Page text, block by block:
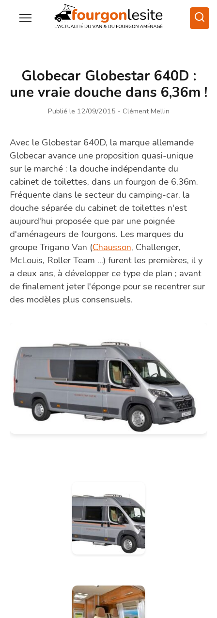
Globecar Globestar 640D :
une vraie douche dans 6,36m !
Publié le 12/09/2015 - Clément Mellin
Avec le Globestar 640D, la marque allemande
Globecar avance une proposition quasi-unique
sur le marché : la douche indépendante du
cabinet de toilettes, dans un fourgon de 6,36m.
Fréquente dans le secteur du camping-car, la
douche séparée du cabinet de toilettes n'est
aujourd'hui proposée que par une poignée
d'aménageurs de fourgons. Les marques du
groupe Trigano Van (Chausson, Challenger,
McLouis, Roller Team ...) furent les premières, il y
a deux ans, à développer ce type de plan ; avant
de finalement jeter l'éponge pour se recentrer sur
des modèles plus consensuels.